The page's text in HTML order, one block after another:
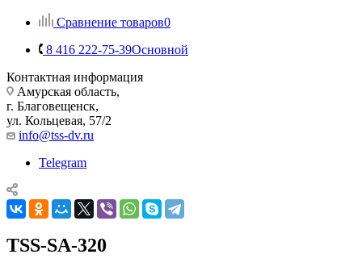
Сравнение товаров0
8 416 222-75-39Основной
Контактная информация
Амурская область,
г. Благовещенск,
ул. Кольцевая, 57/2
info@tss-dv.ru
Telegram
TSS-SA-320